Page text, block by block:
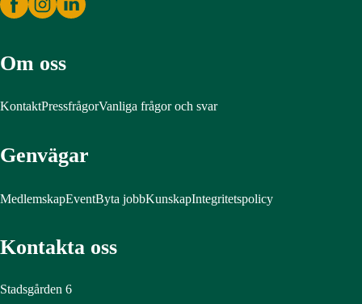
Om oss
KontaktPressfrågorVanliga frågor och svar
Genvägar
MedlemskapEventByta jobbKunskapIntegritetspolicy
Kontakta oss
Stadsgården 6